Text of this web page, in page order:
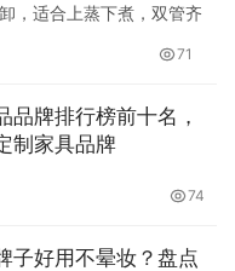
，适合上蒸下煮，双管齐
71
品牌排行榜前十名，
制家具品牌
74
子好用不晕妆？盘点